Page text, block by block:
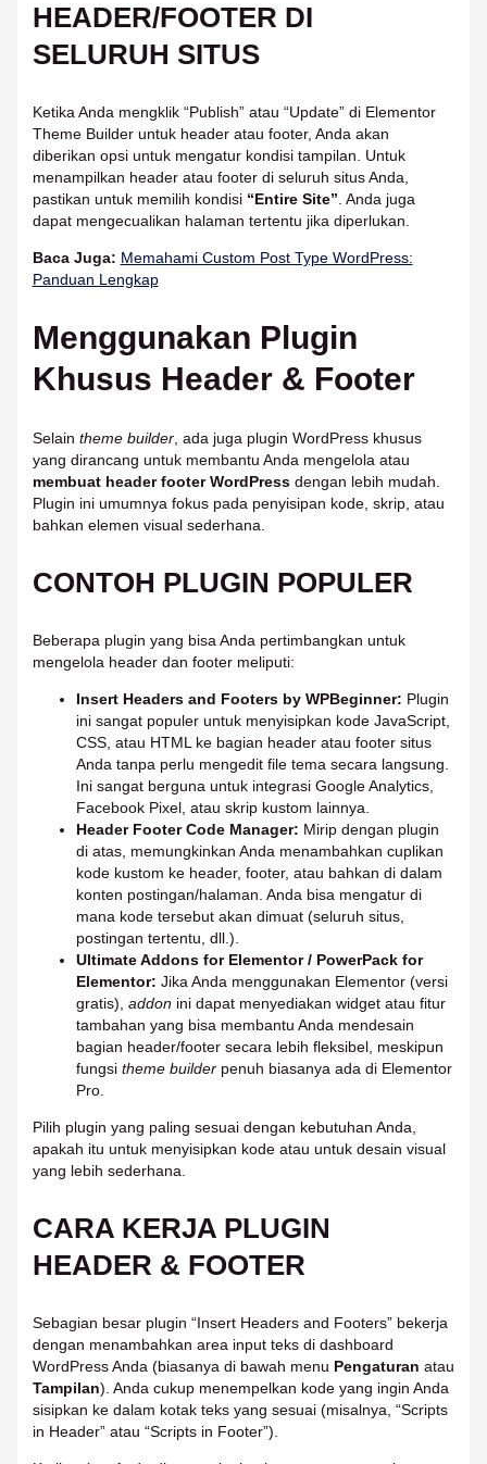
HEADER/FOOTER DI
SELURUH SITUS
Ketika Anda mengklik “Publish” atau “Update” di Elementor
Theme Builder untuk header atau footer, Anda akan
diberikan opsi untuk mengatur kondisi tampilan. Untuk
menampilkan header atau footer di seluruh situs Anda,
pastikan untuk memilih kondisi “Entire Site”. Anda juga
dapat mengecualikan halaman tertentu jika diperlukan.
Baca Juga: Memahami Custom Post Type WordPress:
Panduan Lengkap
Menggunakan Plugin
Khusus Header & Footer
Selain theme builder, ada juga plugin WordPress khusus
yang dirancang untuk membantu Anda mengelola atau
membuat header footer WordPressdengan lebih mudah.
Plugin ini umumnya fokus pada penyisipan kode, skrip, atau
bahkan elemen visual sederhana.
CONTOH PLUGIN POPULER
Beberapa plugin yang bisa Anda pertimbangkan untuk
mengelola header dan footer meliputi:
Insert Headers and Footers by WPBeginner: Plugin
ini sangat populer untuk menyisipkan kode JavaScript,
CSS, atau HTML ke bagian header atau footer situs
Anda tanpa perlu mengedit file tema secara langsung.
Ini sangat berguna untuk integrasi Google Analytics,
Facebook Pixel, atau skrip kustom lainnya.
Header Footer Code Manager: Mirip dengan plugin
di atas, memungkinkan Anda menambahkan cuplikan
kode kustom ke header, footer, atau bahkan di dalam
konten postingan/halaman. Anda bisa mengatur di
mana kode tersebut akan dimuat (seluruh situs,
postingan tertentu, dll.).
Ultimate Addons for Elementor / PowerPack for
Elementor: Jika Anda menggunakan Elementor (versi
gratis), addonini dapat menyediakan widget atau fitur
tambahan yang bisa membantu Anda mendesain
bagian header/footer secara lebih fleksibel, meskipun
fungsi theme builderpenuh biasanya ada di Elementor
Pro.
Pilih plugin yang paling sesuai dengan kebutuhan Anda,
apakah itu untuk menyisipkan kode atau untuk desain visual
yang lebih sederhana.
CARA KERJA PLUGIN
HEADER & FOOTER
Sebagian besar plugin “Insert Headers and Footers” bekerja
dengan menambahkan area input teks di dashboard
WordPress Anda (biasanya di bawah menu Pengaturan atau
Tampilan). Anda cukup menempelkan kode yang ingin Anda
sisipkan ke dalam kotak teks yang sesuai (misalnya, “Scripts
in Header” atau “Scripts in Footer”).